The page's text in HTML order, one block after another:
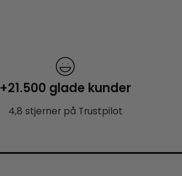
+21.500 glade kunder
4,8 stjerner på Trustpilot